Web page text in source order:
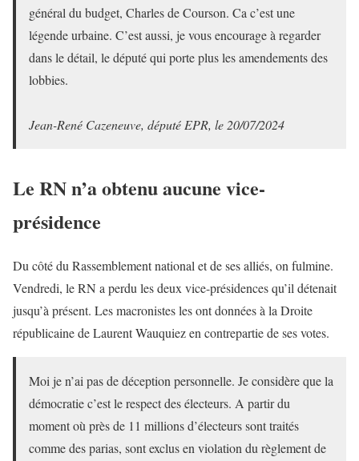
général du budget, Charles de Courson. Ca c’est une
légende urbaine. C’est aussi, je vous encourage à regarder
dans le détail, le député qui porte plus les amendements des
lobbies.
Jean-René Cazeneuve, député EPR, le 20/07/2024
Le RN n’a obtenu aucune vice-
présidence
Du côté du Rassemblement national et de ses alliés, on fulmine.
Vendredi, le RN a perdu les deux vice-présidences qu’il détenait
jusqu’à présent. Les macronistes les ont données à la Droite
républicaine de Laurent Wauquiez en contrepartie de ses votes.
Moi je n’ai pas de déception personnelle. Je considère que la
démocratie c’est le respect des électeurs. A partir du
moment où près de 11 millions d’électeurs sont traités
comme des parias, sont exclus en violation du règlement de